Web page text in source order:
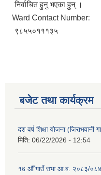
निर्वाचित हुनु भएका हुन् ।
Ward Contact Number:
९८५५०१११३५
बजेट तथा कार्यक्रम
दश वर्ष शिक्षा योजना (जिराभवानी
मिति: 06/22/2026 - 12:54
१७ औँ गाउँ सभा आ.ब. २०८३/०८४